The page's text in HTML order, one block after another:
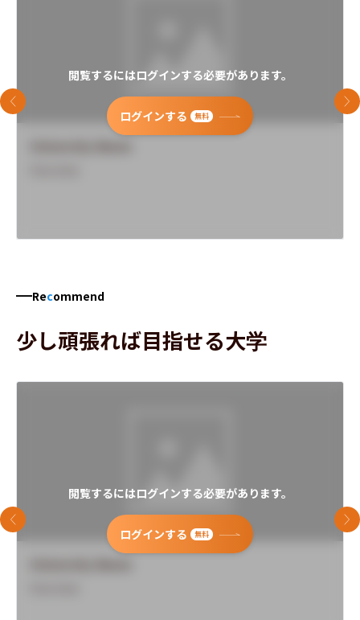
閲覧するにはログインする必要があります。
ログインする 無料
前のスライド 次
Recommend
少し頑張れば目指せる大学
閲覧するにはログインする必要があります。
ログインする 無料
前のスライド 次